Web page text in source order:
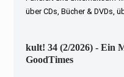
über CDs, Bücher & DVDs,
kult! 34 (2/2026) - Ein
GoodTimes